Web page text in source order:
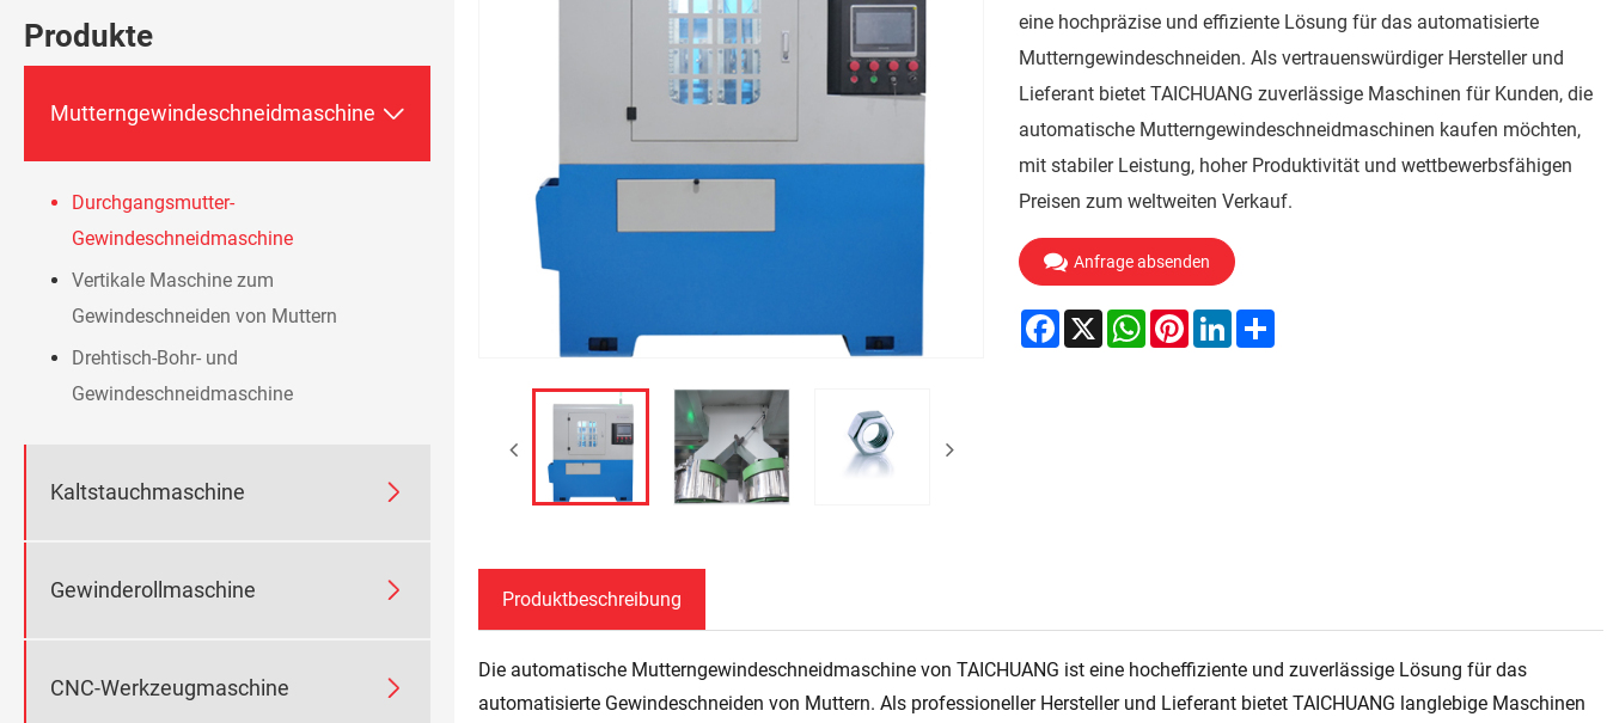
Produkte
Mutterngewindeschneidmaschine 
Durchgangsmutter-
Gewindeschneidmaschine
Vertikale Maschine zum
Gewindeschneiden von Muttern
Drehtisch-Bohr- und
Gewindeschneidmaschine
Kaltstauchmaschine 
Gewinderollmaschine 
CNC-Werkzeugmaschine 
eine hochpräzise und effiziente Lösung für das automatisierte
Mutterngewindeschneiden. Als vertrauenswürdiger Hersteller und
Lieferant bietet TAICHUANG zuverlässige Maschinen für Kunden, die
automatische Mutterngewindeschneidmaschinen kaufen möchten,
mit stabiler Leistung, hoher Produktivität und wettbewerbsfähigen
Preisen zum weltweiten Verkauf.
Anfrage absenden
Facebook
X WhatsApp
PinterestLinkedInShare
Produktbeschreibung
Die automatische Mutterngewindeschneidmaschine von TAICHUANG ist eine hocheffiziente und zuverlässige Lösung für das
automatisierte Gewindeschneiden von Muttern. Als professioneller Hersteller und Lieferant bietet TAICHUANG langlebige Maschinen